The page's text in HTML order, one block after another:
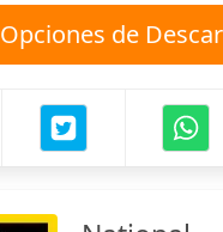
Opciones de